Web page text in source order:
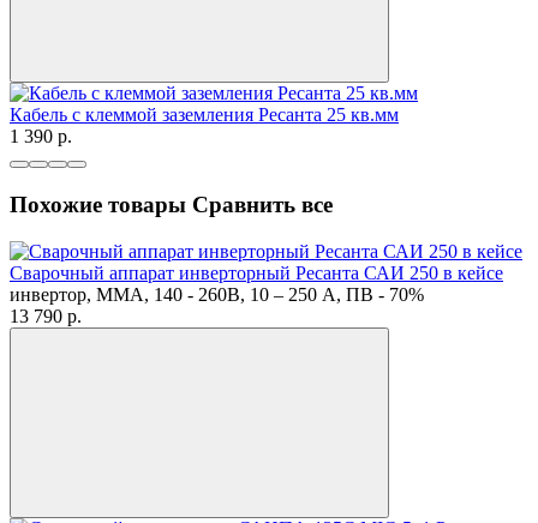
Кабель с клеммой заземления Ресанта 25 кв.мм
1 390 p.
Похожие товары Сравнить все
Сварочный аппарат инверторный Ресанта САИ 250 в кейсе
инвертор, MMA, 140 - 260В, 10 – 250 А, ПВ - 70%
13 790 p.